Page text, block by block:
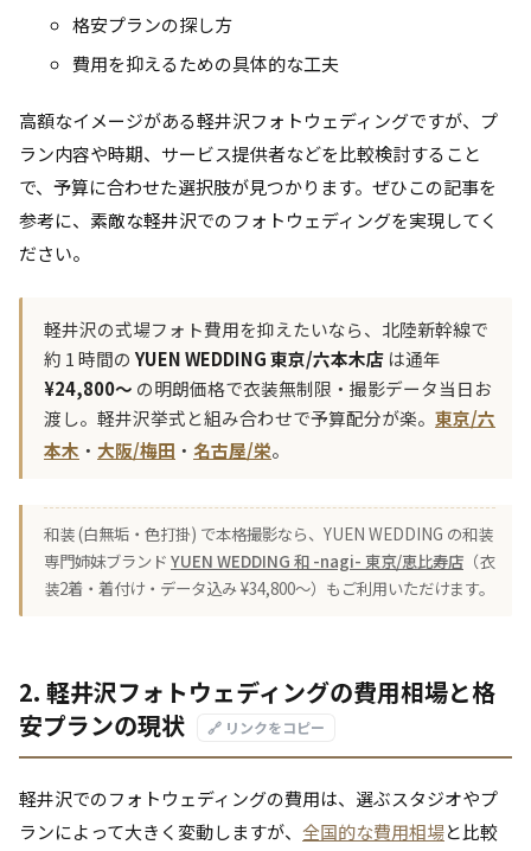
格安プランの探し方
費用を抑えるための具体的な工夫
高額なイメージがある軽井沢フォトウェディングですが、プ
ラン内容や時期、サービス提供者などを比較検討すること
で、予算に合わせた選択肢が見つかります。ぜひこの記事を
参考に、素敵な軽井沢でのフォトウェディングを実現してく
ださい。
軽井沢の式場フォト費用を抑えたいなら、北陸新幹線で
約 1 時間の YUEN WEDDING 東京/六本木店 は通年
¥24,800〜 の明朗価格で衣装無制限・撮影データ当日お
渡し。軽井沢挙式と組み合わせで予算配分が楽。 東京/六
本木 ・ 大阪/梅田 ・ 名古屋/栄。
和装 (白無垢・色打掛) で本格撮影なら、YUEN WEDDING の和装
専門姉妹ブランド YUEN WEDDING 和 -nagi- 東京/恵比寿店 （衣
装2着・着付け・データ込み ¥34,800〜）もご利用いただけます。
2. 軽井沢フォトウェディングの費用相場と格
安プランの現状
🔗 リンクをコピー
軽井沢でのフォトウェディングの費用は、選ぶスタジオやプ
ランによって大きく変動しますが、 全国的な費用相場と比較